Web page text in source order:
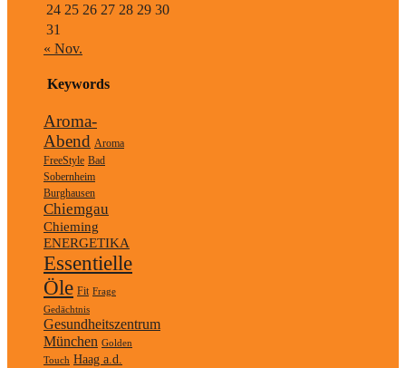
24 25 26 27 28 29 30
31
« Nov.
Keywords
Aroma-
Abend Aroma
FreeStyle Bad
Sobernheim
Burghausen
Chiemgau
Chieming
ENERGETIKA
Essentielle
Öle Fit Frage
Gedächtnis
Gesundheitszentrum
München Golden
Touch Haag a.d.